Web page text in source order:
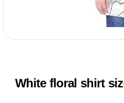
White floral shirt